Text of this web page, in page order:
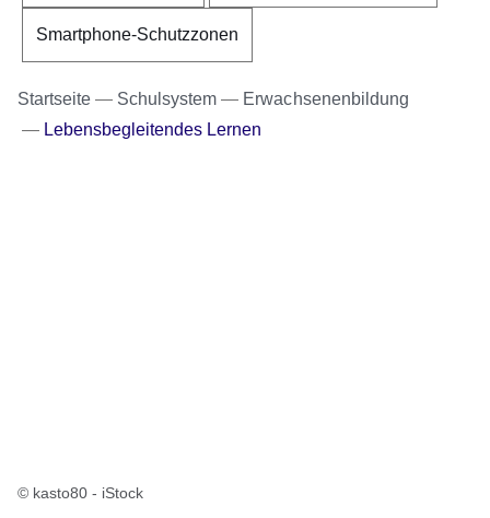
Smartphone-Schutzzonen
Startseite Schulsystem
Erwachsenenbildung
Lebensbegleitendes Lernen
© kasto80 - iStock